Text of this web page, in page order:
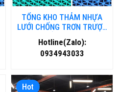
TỔNG KHO THẢM NHỰA
LƯỚI CHỐNG TRƠN TRƯỢT
TẠI HỒ CHÍ MINH
Hotline(Zalo):
0934943033
Hot